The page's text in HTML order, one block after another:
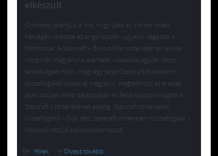
elkészült
Örömmel jelentjük a hírt, hogy Leto és Vorian kezeit
hétvégén kikezdte az angol szótár, ugyanis végeztek a
fordítással. A Starcraft – Brood War történetének leírása
most már magyarul is elérhető, videókkal együtt. Most
lehetőséged nyílik, hogy egy teljes Starcraft történelmi
összefoglalót olvass el magyarul, megtekintsd az eredeti
játék összes videó bejátszását, és felzárkóztasd magad a
Starcraft II történetének elejéig. Starcraft történelem
összefoglaló – Első rész Starcraft történelem összefoglaló –
Második rész Jó szórakozást hozzá!
Hírek Olvass tovább